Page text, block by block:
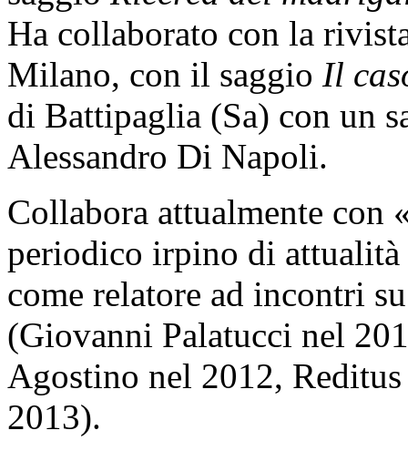
Ha collaborato con la
Milano, con il saggio Il
di Battipaglia (Sa) con un
Alessandro Di Napoli.
Collabora attualmente
periodico irpino di attualità
come relatore ad incontri
(Giovanni Palatucci nel
Agostino nel 2012,
2013).